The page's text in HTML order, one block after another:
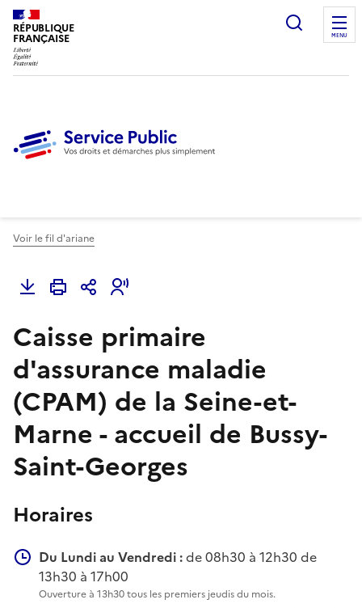
RÉPUBLIQUE
FRANÇAISE
Ouvrir
MENU
Voir le fil d'ariane
Caisse primaire
d'assurance maladie
(CPAM) de la Seine-et-
Marne - accueil de Bussy-
Saint-Georges
Horaires
Du Lundi au Vendredi :de 08h30 à 12h30 de
13h30 à 17h00
Ouverture à 13h30 tous les premiers jeudis du mois.